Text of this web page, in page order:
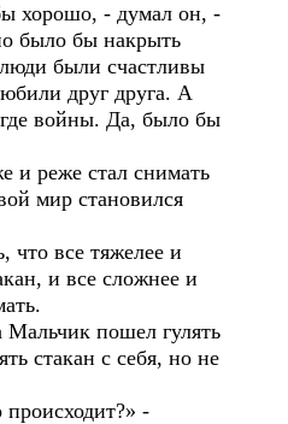
- думал он, -
было бы накрыть
были счастливы
друг друга. А
войны. Да, было бы
реже стал снимать
мир становился
все тяжелее и
и все сложнее и
пошел гулять
стакан с себя, но не
-